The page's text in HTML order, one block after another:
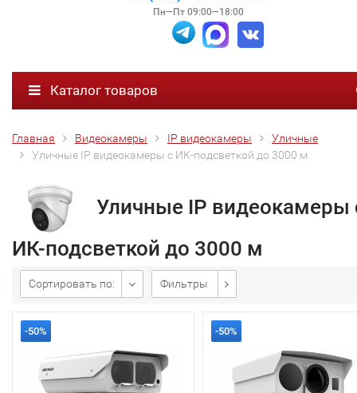
Пн—Пт 09:00—18:00
Каталог товаров
Главная Видеокамеры IP видеокамеры
Уличные
Уличные IP видеокамеры с ИК-подсветкой до 3000 м
Уличные IP видеокамеры
ИК-подсветкой до 3000 м
Сортировать по: Фильтры
-50% -50%